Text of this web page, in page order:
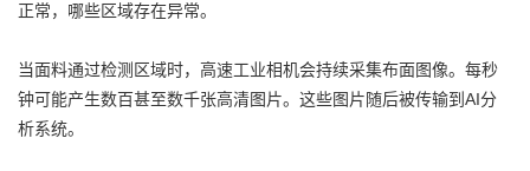
正常，哪些区域存在异常。
当面料通过检测区域时，高速工业相机会持续采集布面图像。每秒
钟可能产生数百甚至数千张高清图片。这些图片随后被传输到AI分
析系统。